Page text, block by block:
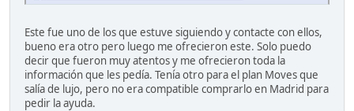
Este fue uno de los que estuve siguiendo y contacte con ellos,
bueno era otro pero luego me ofrecieron este. Solo puedo
decir que fueron muy atentos y me ofrecieron toda la
información que les pedía. Tenía otro para el plan Moves que
salía de lujo, pero no era compatible comprarlo en Madrid para
pedir la ayuda.